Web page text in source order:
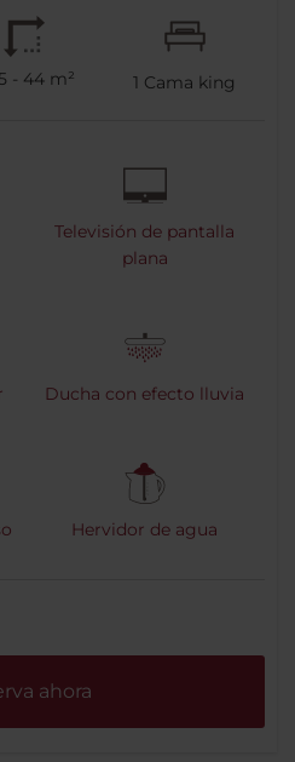
- 44 m² 1 Cama king
Televisión de pantalla
plana
Ducha con efecto lluvia
Hervidor de agua
ahora